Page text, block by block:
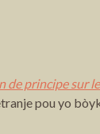
de principe sur
pou yo